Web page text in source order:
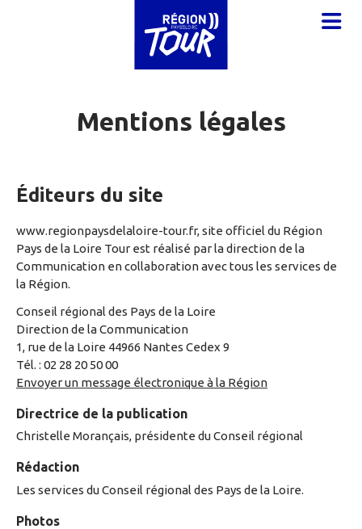
Mentions légales
Éditeurs du site
www.regionpaysdelaloire-tour.fr, site officiel du Région
Pays de la Loire Tour est réalisé par la direction de la
Communication en collaboration avec tous les services de
la Région.
Conseil régional des Pays de la Loire
Direction de la Communication
1, rue de la Loire 44966 Nantes Cedex 9
Tél. : 02 28 20 50 00
Envoyer un message électronique à la Région
Directrice de la publication
Christelle Morançais, présidente du Conseil régional
Rédaction
Les services du Conseil régional des Pays de la Loire.
Photos